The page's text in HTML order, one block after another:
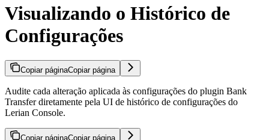
Visualizando o Histórico de
Configurações
Copiar páginaCopiar página
Audite cada alteração aplicada às configurações do plugin Bank
Transfer diretamente pela UI de histórico de configurações do
Lerian Console.
Copiar páginaCopiar página